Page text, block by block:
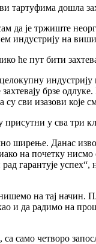
тартуфима дошла
је тржиште
индустрију на
ће пут бити
брзе
сви изазови које
у сва три
ширење. Данас
на почетку
гарантује
на тај
и да радимо на
само четворо